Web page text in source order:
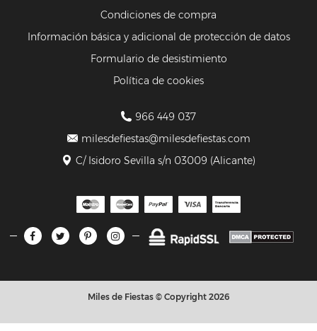
Condiciones de compra
Información básica y adicional de protección de datos
Formulario de desistimiento
Política de cookies
966 449 037
milesdefiestas@milesdefiestas.com
C/ Isidoro Sevilla s/n 03009 (Alicante)
Miles de Fiestas © Copyright 2026